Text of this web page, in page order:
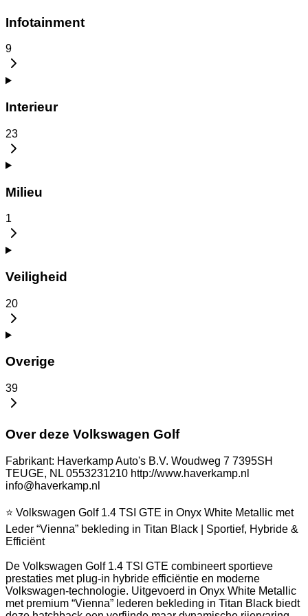
Infotainment
9
Interieur
23
Milieu
1
Veiligheid
20
Overige
39
Over deze Volkswagen Golf
Fabrikant: Haverkamp Auto's B.V. Woudweg 7 7395SH
TEUGE, NL 0553231210 http://www.haverkamp.nl
info@haverkamp.nl
⭐ Volkswagen Golf 1.4 TSI GTE in Onyx White Metallic met
Leder “Vienna” bekleding in Titan Black | Sportief, Hybride &
Efficiënt
De Volkswagen Golf 1.4 TSI GTE combineert sportieve
prestaties met plug-in hybride efficiëntie en moderne
Volkswagen-technologie. Uitgevoerd in Onyx White Metallic
met premium “Vienna” lederen bekleding in Titan Black biedt